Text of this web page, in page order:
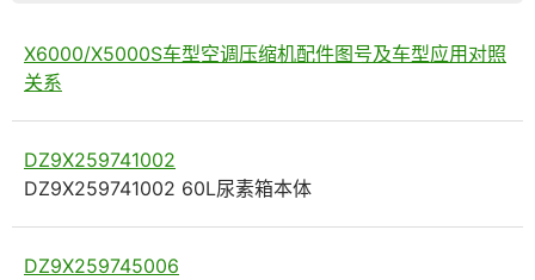
X6000/X5000S车型空调压缩机配件图号及车型应用对照
关系
DZ9X259741002
DZ9X259741002 60L尿素箱本体
DZ9X259745006